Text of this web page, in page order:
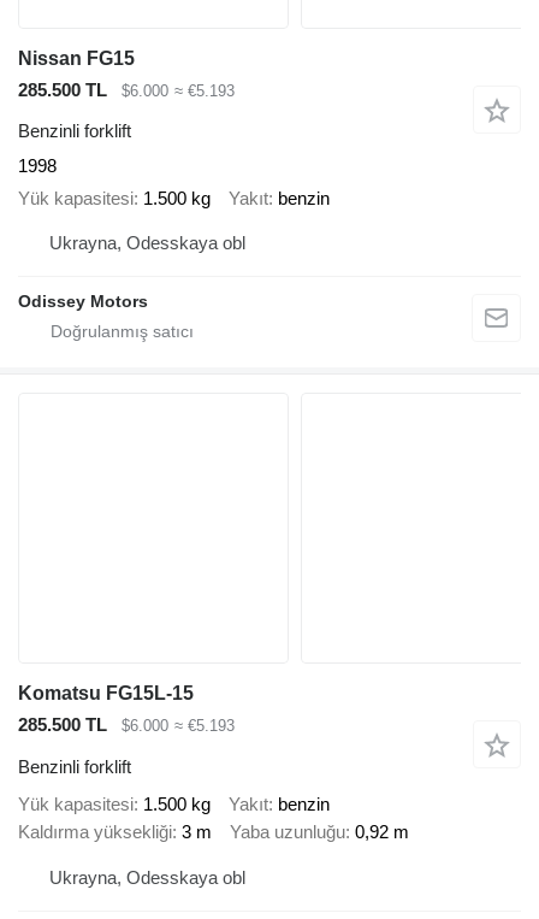
Nissan FG15
285.500 TL
$6.000 ≈ €5.193
Benzinli forklift
1998
Yük kapasitesi 1.500 kg Yakıt benzin
Ukrayna, Odesskaya obl
Odissey Motors
Komatsu FG15L-15
285.500 TL
$6.000 ≈ €5.193
Benzinli forklift
Yük kapasitesi 1.500 kg Yakıt benzin
Kaldırma yüksekliği 3 m Yaba uzunluğu 0,92 m
Ukrayna, Odesskaya obl